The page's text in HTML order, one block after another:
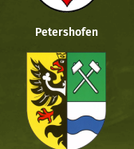
Petershofen